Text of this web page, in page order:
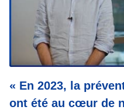
« En 2023, la
ont été au cœur de